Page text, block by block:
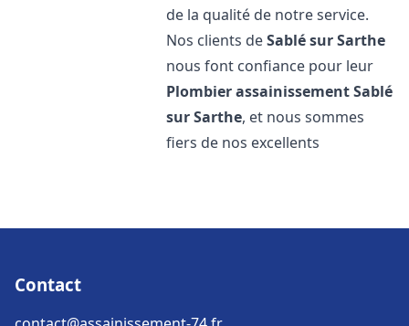
de la qualité de notre service.
Nos clients deSablé sur Sarthe
nous font confiance pour leur
Plombier assainissementSablé
sur Sarthe, et nous sommes
fiers de nos excellents
Contact